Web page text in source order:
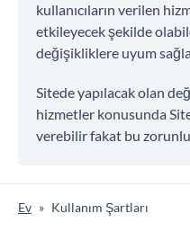
kullanıcıların verilen
etkileyecek şekilde
değişikliklere uyum
Sitede yapılacak olan
hizmetler konusunda
verebilir fakat bu
Ev » Kullanım Şartları